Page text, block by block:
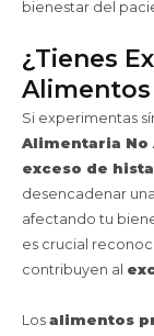
bienestar del
¿Tienes
Si experimentas
Alimentaria No
exceso de
desencadenar
afectando tu
es crucial
contribuyen al
Los alimentos